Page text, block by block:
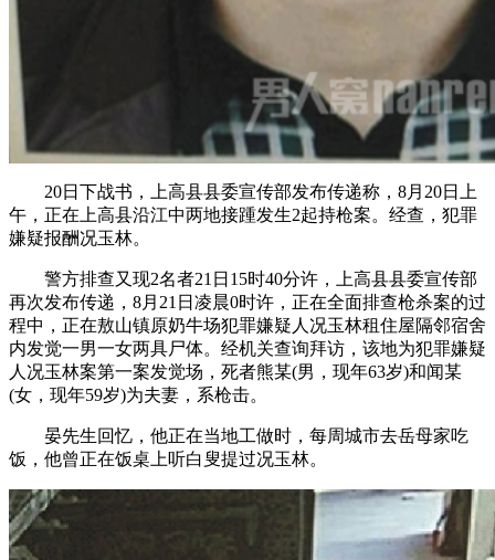
20日下战书，上高县县委宣传部发布传递称，8月20日上
午，正在上高县沿江中两地接踵发生2起持枪案。经查，犯罪
嫌疑报酬况玉林。
警方排查又现2名者21日15时40分许，上高县县委宣传部
再次发布传递，8月21日凌晨0时许，正在全面排查枪杀案的过
程中，正在敖山镇原奶牛场犯罪嫌疑人况玉林租住屋隔邻宿舍
内发觉一男一女两具尸体。经机关查询拜访，该地为犯罪嫌疑
人况玉林案第一案发觉场，死者熊某(男，现年63岁)和闻某
(女，现年59岁)为夫妻，系枪击。
晏先生回忆，他正在当地工做时，每周城市去岳母家吃
饭，他曾正在饭桌上听白叟提过况玉林。